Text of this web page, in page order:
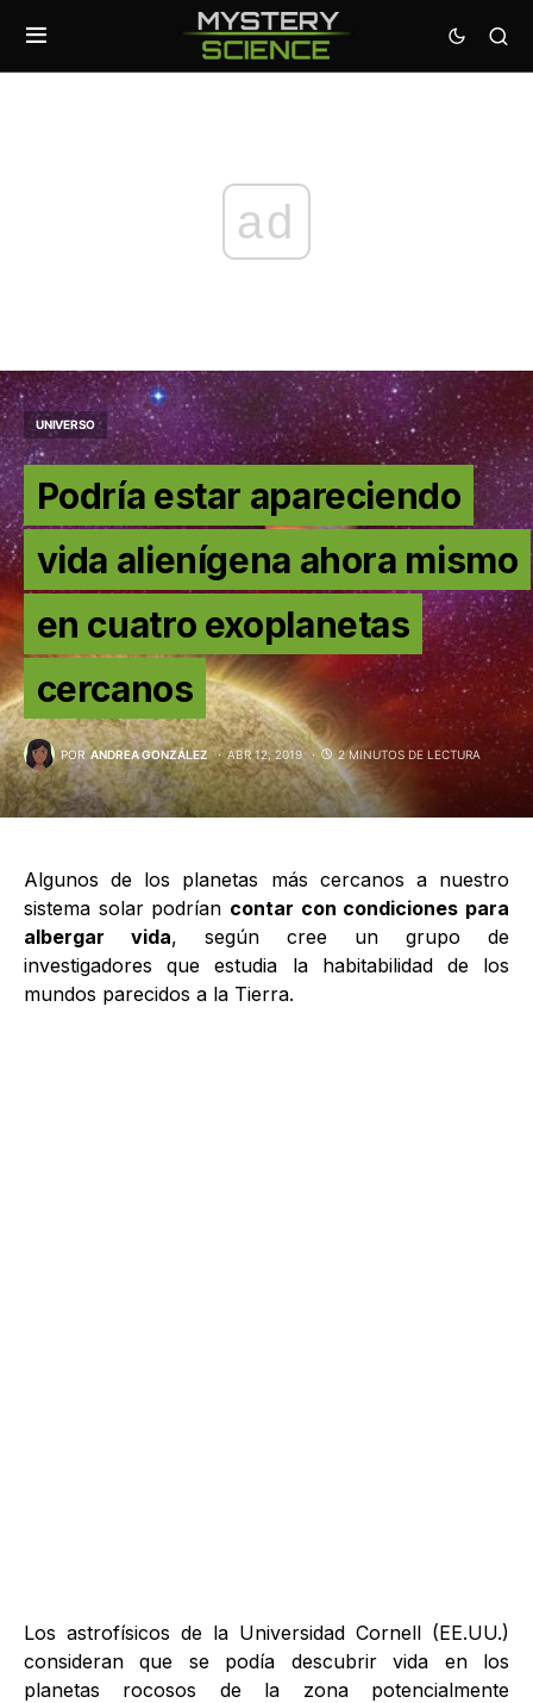
ad
UNIVERSO
Podría estar apareciendo
vida alienígena ahora mismo
en cuatro exoplanetas
cercanos
POR ANDREA GONZÁLEZ ABR 12, 2019 2 MINUTOS DE LECTURA
Algunos de los planetas más cercanos a nuestro
sistema solar podrían contar con condiciones para
albergar vida, según cree un grupo de
investigadores que estudia la habitabilidad de los
mundos parecidos a la Tierra.
Los astrofísicos de la Universidad Cornell (EE.UU.)
consideran que se podía descubrir vida en los
planetas rocosos de la zona potencialmente